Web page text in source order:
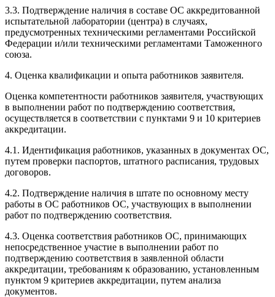
3.3. Подтверждение наличия в составе ОС аккредитованной
испытательной лаборатории (центра) в случаях,
предусмотренных техническими регламентами Российской
Федерации и/или техническими регламентами Таможенного
союза.
4. Оценка квалификации и опыта работников заявителя.
Оценка компетентности работников заявителя, участвующих
в выполнении работ по подтверждению соответствия,
осуществляется в соответствии с пунктами 9 и 10 критериев
аккредитации.
4.1. Идентификация работников, указанных в документах ОС,
путем проверки паспортов, штатного расписания, трудовых
договоров.
4.2. Подтверждение наличия в штате по основному месту
работы в ОС работников ОС, участвующих в выполнении
работ по подтверждению соответствия.
4.3. Оценка соответствия работников ОС, принимающих
непосредственное участие в выполнении работ по
подтверждению соответствия в заявленной области
аккредитации, требованиям к образованию, установленным
пунктом 9 критериев аккредитации, путем анализа
документов.